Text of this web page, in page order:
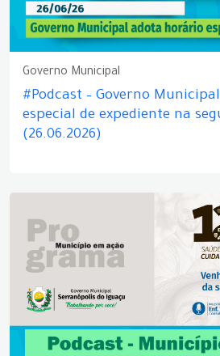
Governo Municipal
#Podcast – Governo
especial de expediente na
(26.06.2026)